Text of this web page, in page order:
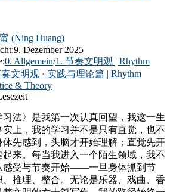
(Ning Huang)
9. Dezember 2025
0. Allgemein/1. 节奏文明观 | Rhythm
文明观 · 实践与理论篇 | Rhythm
& Theory
法〉是我第一次认真回望，我这一生
上，我的学习并不是只有直觉，也不
先感到，头脑才开始理解；直觉先开
来。每当我进入一个陌生领域，我不
感受与节奏开始——一旦身体抓到节
推理、整合。无论是乐器、戏曲、香